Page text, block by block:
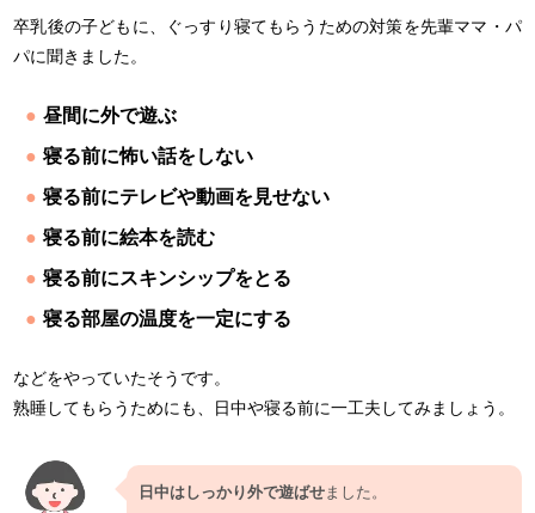
卒乳後の子どもに、ぐっすり寝てもらうための対策を先輩ママ・パ
パに聞きました。
昼間に外で遊ぶ
寝る前に怖い話をしない
寝る前にテレビや動画を見せない
寝る前に絵本を読む
寝る前にスキンシップをとる
寝る部屋の温度を一定にする
などをやっていたそうです。
熟睡してもらうためにも、日中や寝る前に一工夫してみましょう。
日中はしっかり外で遊ばせました。